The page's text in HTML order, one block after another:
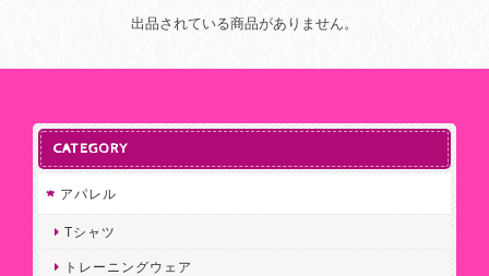
出品されている商品がありません。
CATEGORY
アパレル
Tシャツ
トレーニングウェア